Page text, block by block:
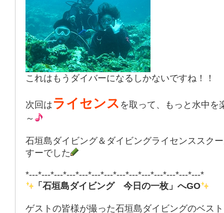
これはもうダイバーになるしかないですね！！
次回はライセンス を取って、もっと水中を
～
石垣島ダイビング＆ダイビングライセンススク
すーでした
*---*---*---*---*---*---*---*---*---*---*---*---*---*---*
「石垣島ダイビング 今日の一枚」へGO
ゲストの皆様が撮った石垣島ダイビングのベス